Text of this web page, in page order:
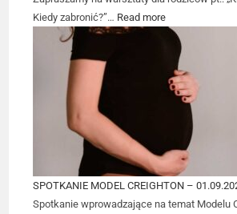
Kiedy zabronić?”… Read more
SPOTKANIE MODEL CREIGHTON –
Spotkanie wprowadzające na temat Modelu